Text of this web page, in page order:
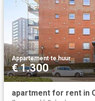
Appartement·te huur
€ 1.300